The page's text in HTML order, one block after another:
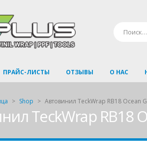
ПРАЙС-ЛИСТЫ ОТЗЫВЫ О НАС
> Shop > Автовинил TeckWrap RB18 Ocean
TeckWrap RB18